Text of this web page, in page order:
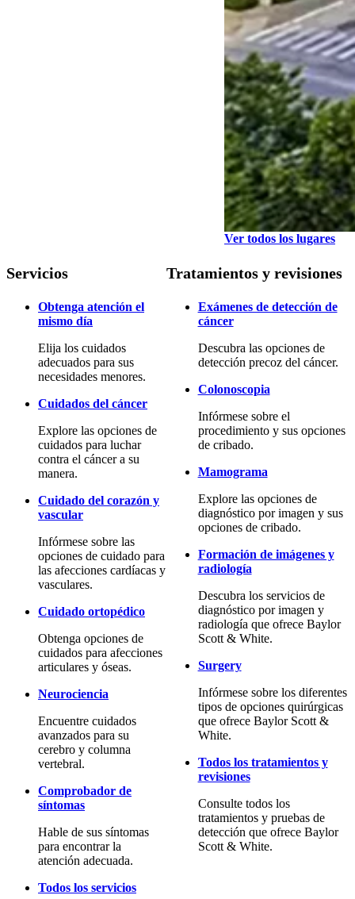
Ver todos los lugares
Servicios
Obtenga atención el
mismo día
Elija los cuidados
adecuados para sus
necesidades menores.
Cuidados del cáncer
Explore las opciones de
cuidados para luchar
contra el cáncer a su
manera.
Cuidado del corazón y
vascular
Infórmese sobre las
opciones de cuidado para
las afecciones cardíacas y
vasculares.
Cuidado ortopédico
Obtenga opciones de
cuidados para afecciones
articulares y óseas.
Neurociencia
Encuentre cuidados
avanzados para su
cerebro y columna
vertebral.
Comprobador de
síntomas
Hable de sus síntomas
para encontrar la
atención adecuada.
Todos los servicios
Tratamientos y revisiones
Exámenes de detección de
cáncer
Descubra las opciones de
detección precoz del cáncer.
Colonoscopia
Infórmese sobre el
procedimiento y sus opciones
de cribado.
Mamograma
Explore las opciones de
diagnóstico por imagen y sus
opciones de cribado.
Formación de imágenes y
radiología
Descubra los servicios de
diagnóstico por imagen y
radiología que ofrece Baylor
Scott & White.
Surgery
Infórmese sobre los diferentes
tipos de opciones quirúrgicas
que ofrece Baylor Scott &
White.
Todos los tratamientos y
revisiones
Consulte todos los
tratamientos y pruebas de
detección que ofrece Baylor
Scott & White.